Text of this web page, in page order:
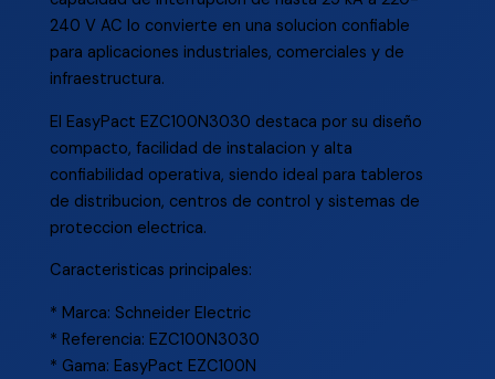
240 V AC lo convierte en una solucion confiable
para aplicaciones industriales, comerciales y de
infraestructura.
El EasyPact EZC100N3030 destaca por su diseño
compacto, facilidad de instalacion y alta
confiabilidad operativa, siendo ideal para tableros
de distribucion, centros de control y sistemas de
proteccion electrica.
Caracteristicas principales:
* Marca: Schneider Electric
* Referencia: EZC100N3030
* Gama: EasyPact EZC100N